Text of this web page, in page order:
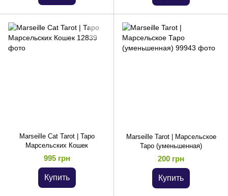
Marseille Cat Tarot | Таро
Марсельских Кошек
995 грн
Купить
Marseille Tarot | Марсельское
Таро (уменьшенная)
200 грн
Купить